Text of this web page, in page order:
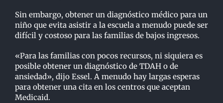
Sin embargo, obtener un diagnóstico médico para un
niño que evita asistir a la escuela a menudo puede ser
difícil y costoso para las familias de bajos ingresos.
«Para las familias con pocos recursos, ni siquiera es
posible obtener un diagnóstico de TDAH o de
ansiedad», dijo Essel. A menudo hay largas esperas
para obtener una cita en los centros que aceptan
Medicaid.